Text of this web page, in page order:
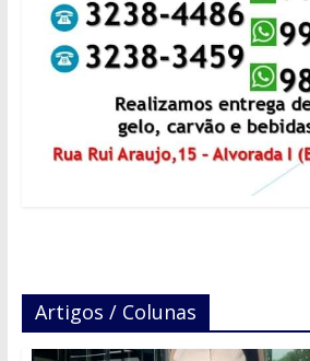
Artigos / Colunas